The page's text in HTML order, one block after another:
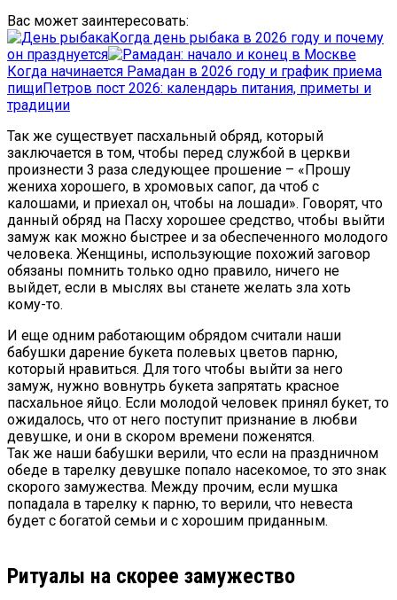
Вас может заинтересовать:
Когда день рыбака в 2026 году и почему
он празднуется
Когда начинается Рамадан в 2026 году и график приема
пищиПетров пост 2026: календарь питания, приметы и
традиции
Так же существует пасхальный обряд, который
заключается в том, чтобы перед службой в церкви
произнести 3 раза следующее прошение – «Прошу
жениха хорошего, в хромовых сапог, да чтоб с
калошами, и приехал он, чтобы на лошади». Говорят, что
данный обряд на Пасху хорошее средство, чтобы выйти
замуж как можно быстрее и за обеспеченного молодого
человека. Женщины, использующие похожий заговор
обязаны помнить только одно правило, ничего не
выйдет, если в мыслях вы станете желать зла хоть
кому-то.
И еще одним работающим обрядом считали наши
бабушки дарение букета полевых цветов парню,
который нравиться. Для того чтобы выйти за него
замуж, нужно вовнутрь букета запрятать красное
пасхальное яйцо. Если молодой человек принял букет, то
ожидалось, что от него поступит признание в любви
девушке, и они в скором времени поженятся.
Так же наши бабушки верили, что если на праздничном
обеде в тарелку девушке попало насекомое, то это знак
скорого замужества. Между прочим, если мушка
попадала в тарелку к парню, то верили, что невеста
будет с богатой семьи и с хорошим приданным.
Ритуалы на скорее замужество